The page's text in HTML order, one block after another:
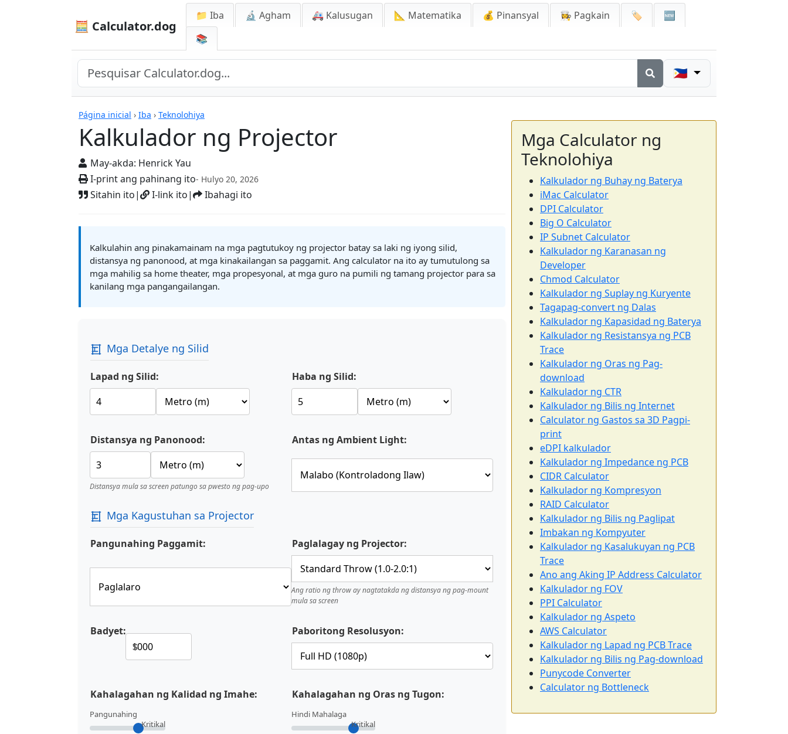
🧮 Calculator.dog
📁 Iba 🔬 Agham 🚑 Kalusugan 📐 Matematika 💰 Pinansyal 👩‍🍳 Pagkain 🏷️
🆕
📚
🇵🇭
Página inicial › Iba › Teknolohiya
Kalkulador ng Projector
May-akda: Henrick Yau
I-print ang pahinang ito- Hulyo 20, 2026
Sitahin ito| I-link ito| Ibahagi ito
Mga Kalkulador
Kalkulahin ang pinakamainam na mga pagtutukoy ng projector batay sa laki ng iyong silid,
distansya ng panonood, at mga kinakailangan sa paggamit. Ang calculator na ito ay tumutulong sa
mga mahilig sa home theater, mga propesyonal, at mga guro na pumili ng tamang projector para sa
kanilang mga pangangailangan.
Mga Detalye ng Silid
Lapad ng Silid: Haba ng Silid:
Distansya ng Panonood:
Distansya mula sa screen patungo sa pwesto ng pag-upo
Antas ng Ambient Light:
Mga Kagustuhan sa Projector
Pangunahing Paggamit: Paglalagay ng Projector:
Ang ratio ng throw ay nagtatakda ng distansya ng pag-mount
mula sa screen
Badyet:
$
Paboritong Resolusyon:
Kahalagahan ng Kalidad ng Imahe:
Pangunahing
Kritikal
Kahalagahan ng Oras ng Tugon:
Hindi Mahalaga
Kritikal
Mga Calculator ng
Teknolohiya
Kalkulador ng Buhay ng Baterya
iMac Calculator
DPI Calculator
Big O Calculator
IP Subnet Calculator
Kalkulador ng Karanasan ng
Developer
Chmod Calculator
Kalkulador ng Suplay ng Kuryente
Tagapag-convert ng Dalas
Kalkulador ng Kapasidad ng Baterya
Kalkulador ng Resistansya ng PCB
Trace
Kalkulador ng Oras ng Pag-
download
Kalkulador ng CTR
Kalkulador ng Bilis ng Internet
Calculator ng Gastos sa 3D Pagpi-
print
eDPI kalkulador
Kalkulador ng Impedance ng PCB
CIDR Calculator
Kalkulador ng Kompresyon
RAID Calculator
Kalkulador ng Bilis ng Paglipat
Imbakan ng Kompyuter
Kalkulador ng Kasalukuyan ng PCB
Trace
Ano ang Aking IP Address Calculator
Kalkulador ng FOV
PPI Calculator
Kalkulador ng Aspeto
AWS Calculator
Kalkulador ng Lapad ng PCB Trace
Kalkulador ng Bilis ng Pag-download
Punycode Converter
Calculator ng Bottleneck